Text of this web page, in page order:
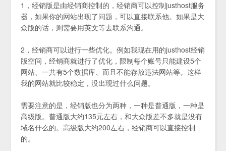
1，经销版是由经销商控制的，经销商可以控制justhost服务
器，如果你的网站出现了问题，可以直接联系他。如果是大
众版的话，则需要用英文等去联系沟通。
2，经销商可以进行一些优化。例如我现在用的justhost经销
版空间，经销商就进行了优化，限制每个账号只能建设5个
网站、一共有5个数据库、而且不能存放违法网站等。这样
我的网站就比较稳定，没出现过什么问题。
需要注意的是，经销版也分为两种，一种是普通版，一种是
高级版。普通版大约135元左右，和大众版差不多就是没有
域名什么的。高级版大约200左右，经销商可以直接控制
的。